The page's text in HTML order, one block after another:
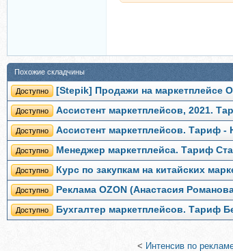
Похожие складчины
Доступно [Stepik] Продажи на маркетплейсе
Доступно Ассистент маркетплейсов, 2021.
Доступно Ассистент маркетплейсов. Тариф -
Доступно Менеджер маркетплейса. Тариф
Доступно Курс по закупкам на китайских
Доступно Реклама OZON (Анастасия
Доступно Бухгалтер маркетплейсов. Тариф
< Интенсив по